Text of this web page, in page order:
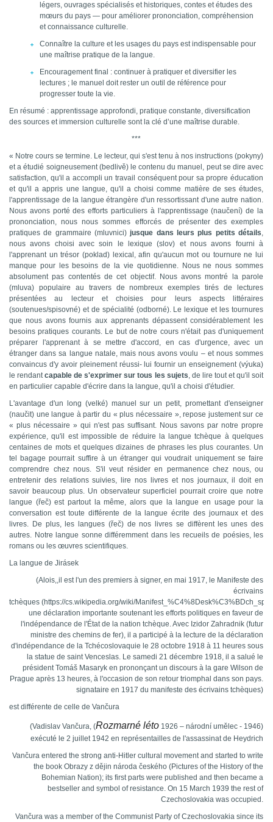
légers, ouvrages spécialisés et historiques, contes et études des
mœurs du pays — pour améliorer prononciation, compréhension
et connaissance culturelle.
Connaître la culture et les usages du pays est indispensable pour
une maîtrise pratique de la langue.
Encouragement final : continuer à pratiquer et diversifier les
lectures ; le manuel doit rester un outil de référence pour
progresser toute la vie.
En résumé : apprentissage approfondi, pratique constante, diversification
des sources et immersion culturelle sont la clé d’une maîtrise durable.
***
« Notre cours se termine. Le lecteur, qui s'est tenu à nos instructions (pokyny)
eta étudié soigneusement (bedlivě) le contenu du manuel, peut se dire avec
satisfaction, qu'il a accompli un travail conséquent pour sa propre éducation
et qu'il a appris une langue, qu'il a choisi comme matière de ses études,
l'apprentissage de la langue étrangère d'un ressortissant d'une autre nation.
Nous avons porté des efforts particuliers à l'apprentissage (naučení) de la
prononciation,nousnous sommes efforcés de présenter des exemples
pratiques de grammaire (mluvnici)jusque dans leurs plus petits détails,
nous avons choisi avec soin le lexique (slov) et nous avons fourni à
l'apprenant un trésor (poklad) lexical, afin qu'aucun mot ou tournure ne lui
manque pour les besoins de la vie quotidienne. Nous ne nous sommes
absolument pas contentés de cet objectif. Nous avons montré la parole
(mluva) populaire au travers de nombreux exemples tirés de lectures
présentées au lecteur et choisies pour
leursaspectslittéraires
(soutenues/spisovné) et de spécialité (odborné). Le lexique et les tournures
que nous avons fournis aux apprenants dépassentconsidérablement les
besoins pratiques courants. Le but de notre cours n'était pas d'uniquement
préparer l'apprenant à se mettre d'accord, en cas d'urgence, avec un
étranger dans sa langue natale, mais nous avons voulu – et nous sommes
convaincus d'y avoir pleinement réussi- lui fournir un enseignement (výuka)
le rendantcapable de s'exprimer sur tous les sujets, de lire tout etqu'il soit
en particulier capable d'écrire dans la langue, qu'il a choisi d'étudier.
L'avantage d'un long (velké) manuel sur un petit, promettant d'enseigner
(naučit) une langue à partir du « plus nécessaire »,repose justement surce
« plus nécessaire » qui n'est pas suffisant. Nous savons par notre propre
expérience, qu'il est impossible de réduire la langue tchèque à quelques
centaines de mots et quelques dizaines de phrases les plus courantes. Un
tel bagage pourrait suffire à un étranger qui voudrait uniquement se faire
comprendre chez nous. S'il veut résider en permanence chez nous, ou
entretenir des relations suivies, lire nos livres et nos journaux, il doit en
savoir beaucoup plus. Un observateur superficiel pourrait croire que notre
langue (řeč)est partout la même, alors que la langue en usage pour la
conversation est toute différente de la langue écrite des journaux et des
livres. De plus, les langues (řeč) de nos livres se diffèrent les unes des
autres. Notre langue sonne différemment dans les recueils de poésies, les
romans ou les œuvres scientifiques.
La langue de Jirásek
(Alois,,il est l'un des premiers à signer, en mai 1917, le Manifeste des
écrivains
tchèques (https://cs.wikipedia.org/wiki/
une déclaration importante soutenant les efforts politiques en faveur de
l'indépendance de l'État de la nation tchèque. Avec Izidor Zahradnik (futur
ministre des chemins de fer), il a participé à la lecture de la déclaration
d'indépendance de la Tchécoslovaquie le 28 octobre 1918 à 11 heures sous
la statue de saint Venceslas. Le samedi 21 décembre 1918, il a salué le
président Tomáš Masaryk en prononçant un discours à la gare Wilson de
Prague après 13 heures, à l'occasion de son retour triomphal dans son pays.
signataire en 1917 du manifeste des écrivains tchèques)
est différente de celle de Vančura
(Vadislav Vančura, (Rozmarné léto 1926 – národní umělec - 1946)
exécuté le 2 juillet 1942 en représentailles de l'assassinat de Heydrich
Vančura entered the strong anti-Hitler cultural movement and started to write
the book Obrazy z dějin národa českého (Pictures of the History of the
Bohemian Nation); its first parts were published and then became a
bestseller and symbol of resistance. On 15 March 1939 the rest of
Czechoslovakia was occupied.
Vančura was a member of the Communist Party of Czechoslovakia since its